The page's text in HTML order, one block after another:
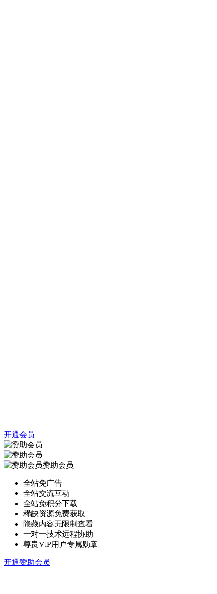
开通会员
赞助会员
全站免广告
全站交流互动
全站免积分下载
稀缺资源免费获取
隐藏内容无限制查看
一对一技术远程协助
尊贵VIP用户专属勋章
开通赞助会员